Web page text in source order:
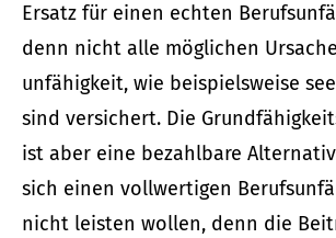
Ersatz für einen echten
denn nicht alle möglichen
unfähig­keit, wie beispielsweise
sind versichert. Die
ist aber eine bezahlbare
sich einen vollwertigen
nicht leisten wollen, denn die